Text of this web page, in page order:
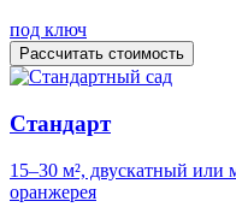
под ключ
Рассчитать стоимость
Стандарт
15–30 м², двускатный или
оранжерея